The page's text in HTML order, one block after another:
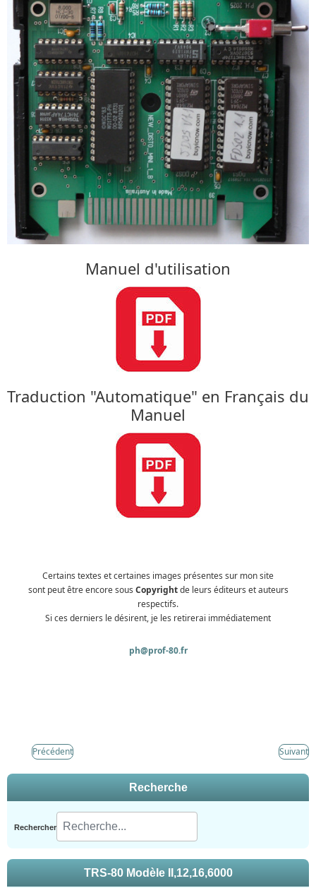
Manuel d'utilisation
Traduction "Automatique" en Français du
Manuel
Certains textes et certaines images présentes sur mon site
sont peut être encore sous Copyrightde leurs éditeurs et auteurs
respectifs.
Si ces derniers le désirent, je les retirerai immédiatement
ph@prof-80.fr
Précédent Suivant
Recherche
Rechercher
TRS-80 Modèle II,12,16,6000